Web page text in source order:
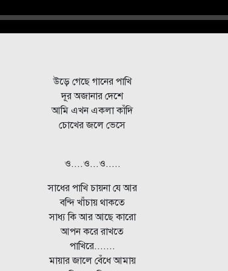
Seek
উড়ে গেছে গানের পাখি
দূর অজানার দেশে
আমি এখন একলা কাঁদি
চোখের জলে ভেসে
ও....ও...ও.....
সাধের পাখি চায়না যে আর
বন্দি খাঁচায় থাকতে
সাধ্য কি আর আছে কারো
আপন করে রাখতে
পাখিরে.......
মায়ার জালে বেঁধে আমায়